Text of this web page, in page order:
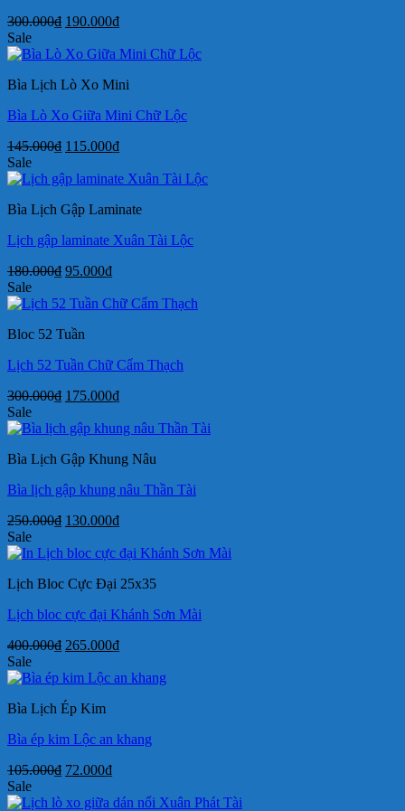
300.000₫ Giá
là:
190.000₫Giá
tại
190.000₫.
Sale
Bìa Lịch Lò Xo Mini
Bìa Lò Xo Giữa Mini Chữ Lộc
145.000₫ Giá
là:
115.000₫Giá
tại
115.000₫.
Sale
Bìa Lịch Gập Laminate
Lịch gập laminate Xuân Tài Lộc
180.000₫ Giá
là:
95.000₫Giá
tại
Sale
Bloc 52 Tuần
Lịch 52 Tuần Chữ Cẩm Thạch
300.000₫ Giá
là:
175.000₫Giá
tại
175.000₫.
Sale
Bìa Lịch Gập Khung Nâu
Bìa lịch gập khung nâu Thần Tài
250.000₫ Giá
là:
130.000₫Giá
tại
130.000₫.
Sale
Lịch Bloc Cực Đại 25x35
Lịch bloc cực đại Khánh Sơn Mài
400.000₫ Giá
là:
265.000₫Giá
tại
Sale
Bìa Lịch Ép Kim
Bìa ép kim Lộc an khang
105.000₫ Giá
là:
72.000₫Giá
tại
Sale